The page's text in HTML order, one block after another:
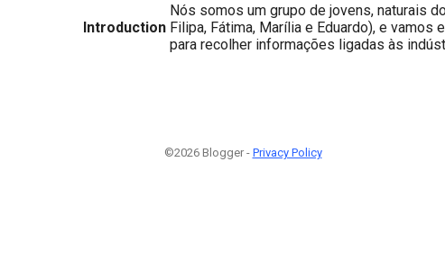
Introduction
Nós somos um grupo de jovens, naturais
Filipa, Fátima, Marília e Eduardo), e vamos
para recolher informações ligadas às
©2026 Blogger - Privacy Policy